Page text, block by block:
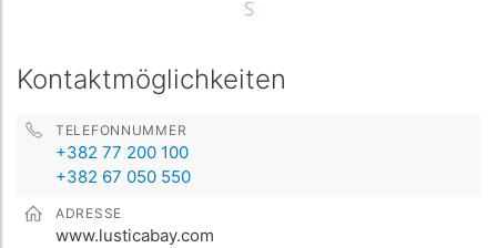
Kontaktmöglichkeiten
TELEFONNUMMER
+382 77 200 100
+382 67 050 550
ADRESSE
www.lusticabay.com